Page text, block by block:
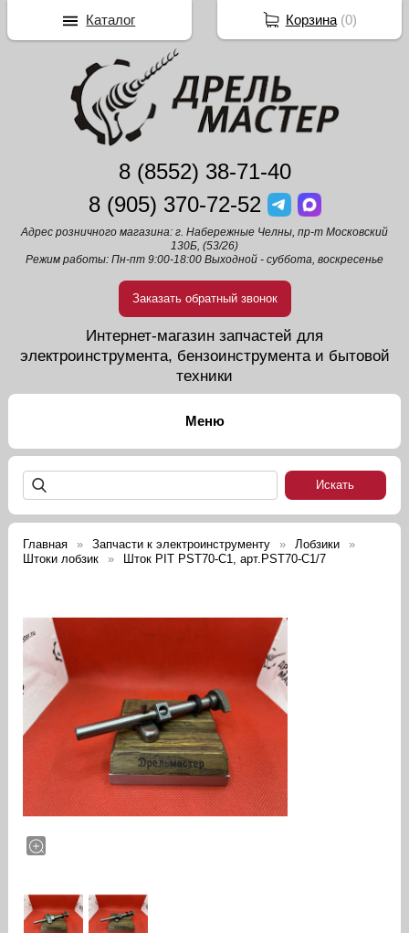
8 (8552) 38-71-40
8 (905) 370-72-52
Адрес розничного магазина: г. Набережные Челны, пр-т Московский
130Б, (53/26)
Режим работы: Пн-пт 9:00-18:00 Выходной - суббота, воскресенье
Заказать обратный звонок
Интернет-магазин запчастей для
электроинструмента, бензоинструмента и бытовой
техники
Главная Запчасти к электроинструменту
Лобзики
Штоки лобзик
Шток PIT PST70-C1, арт.PST70-C1/7
Корзина(0)
Каталог